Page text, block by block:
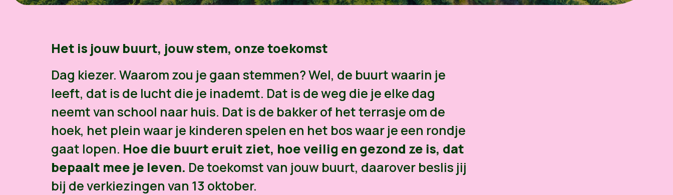
Het is jouw buurt, jouw stem, onze toekomst
Dag kiezer. Waarom zou je gaan stemmen? Wel, de buurt waarin je
leeft, dat is de lucht die je inademt. Dat is de weg die je elke dag
neemt van school naar huis. Dat is de bakker of het terrasje om de
hoek, het plein waar je kinderen spelen en het bos waar je een rondje
gaat lopen. Hoe die buurt eruit ziet, hoe veilig en gezond ze is, dat
bepaalt mee je leven. De toekomst van jouw buurt, daarover beslis jij
bij de verkiezingen van 13 oktober.